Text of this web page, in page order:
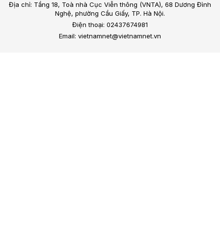
Địa chỉ: Tầng 18, Toà nhà Cục Viễn thông (VNTA), 68 Dương Đình
Nghệ, phường Cầu Giấy, TP. Hà Nội.
Điện thoại: 02437674981
Email: vietnamnet@vietnamnet.vn